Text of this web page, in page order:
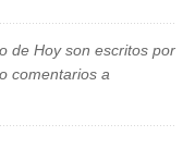
de Hoy son escritos por
comentarios a